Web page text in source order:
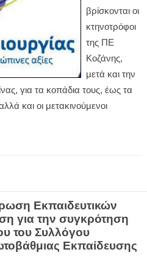
βρίσκονται οι
κτηνοτρόφοι
της ΠΕ
Κοζάνης,
μετά και την
για τα κοπάδια τους, έως τα
και οι μετακινούμενοι
Εκπαιδευτικών
για την συγκρότηση
του Συλλόγου
Εκπαίδευσης